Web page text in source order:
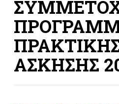
ΑΣΚΗΣΗΣ